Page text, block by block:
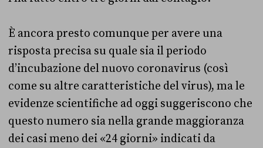
È ancora presto comunque per avere una
risposta precisa su quale sia il periodo
d’incubazione del nuovo coronavirus (così
come su altre caratteristiche del virus), ma le
evidenze scientifiche ad oggi suggeriscono che
questo numero sia nella grande maggioranza
dei casi meno dei «24 giorni» indicati da